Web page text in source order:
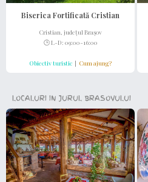
Biserica Fortificată Cristian
Cristian, județul Brașov
🕒 L-D: 09:00-16:00
Obiectiv turistic | Cum ajung?
LOCALURI IN JURUL BRASOVULUI